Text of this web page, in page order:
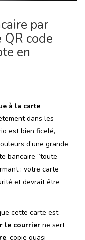
par
code
en
à la carte
dans les
est bien ficelé,
d’une grande
bancaire “toute
: votre carte
et devrait être
cette carte est
le courrier ne sert
, copie quasi